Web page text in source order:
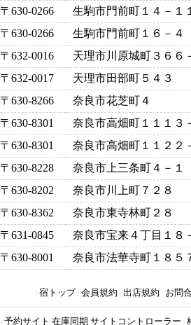
〒630-0266 生駒市門前町１４－１１
〒630-0266 生駒市門前町１６－４
〒632-0016 天理市川原城町３６６
〒632-0017 天理市田部町５４３
〒630-8266 奈良市花芝町４
〒630-8301 奈良市高畑町１１１３
〒630-8301 奈良市高畑町１１２２
〒630-8228 奈良市上三条町４－１
〒630-8202 奈良市川上町７２８
〒630-8362 奈良市東寺林町２８
〒631-0845 奈良市宝来４丁目１８
〒630-8001 奈良市法華寺町１８５
宿トップ 会員規約 出店規約 お問
予約サイト 在庫同期 サイトコントローラー